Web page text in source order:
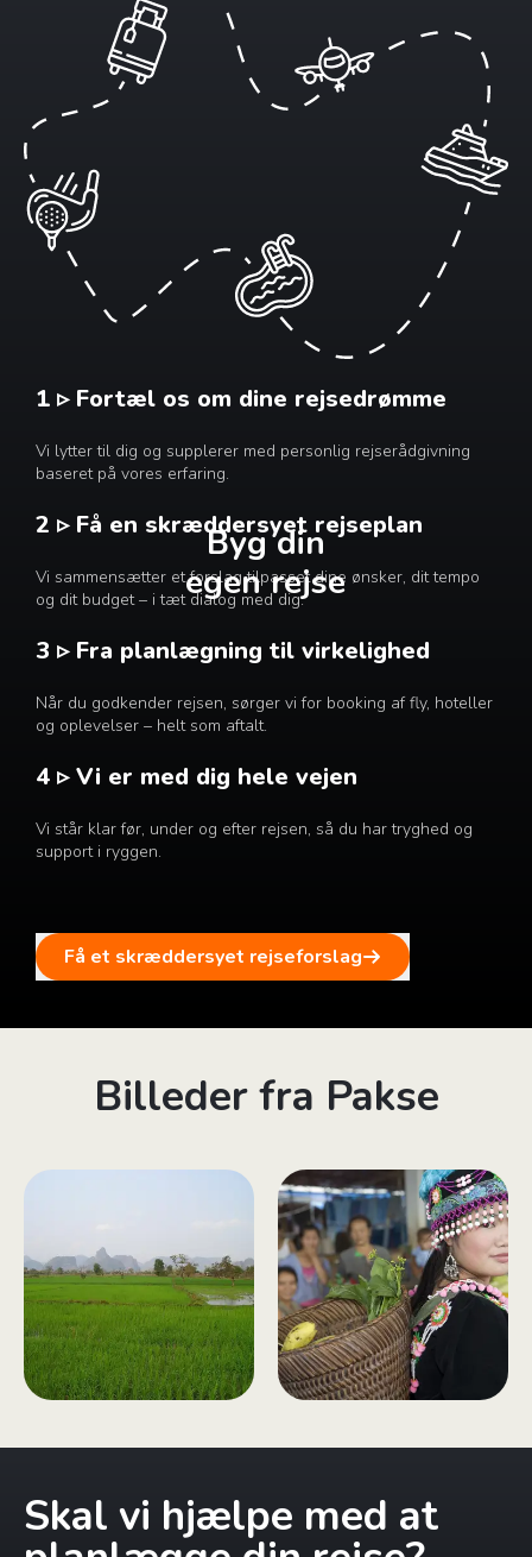
Byg din
egen rejse
1 ▹ Fortæl os om dine rejsedrømme
Vi lytter til dig og supplerer med personlig rejserådgivning
baseret på vores erfaring.
2 ▹ Få en skræddersyet rejseplan
Vi sammensætter et forslag tilpasset dine ønsker, dit tempo
og dit budget – i tæt dialog med dig.
3 ▹ Fra planlægning til virkelighed
Når du godkender rejsen, sørger vi for booking af fly, hoteller
og oplevelser – helt som aftalt.
4 ▹ Vi er med dig hele vejen
Vi står klar før, under og efter rejsen, så du har tryghed og
support i ryggen.
Få et skræddersyet rejseforslag
Billeder fra Pakse
Skal vi hjælpe med at